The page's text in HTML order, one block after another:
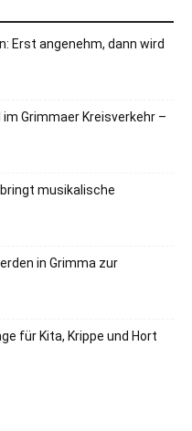
Erst angenehm, dann wird
Grimmaer Kreisverkehr –
musikalische
in Grimma zur
für Kita, Krippe und Hort